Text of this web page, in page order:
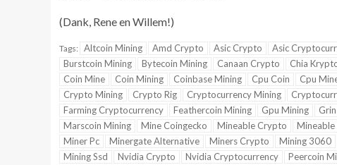
(Dank, Rene en Willem!)
Tags: Altcoin Mining Amd Crypto Asic Crypto Asic
Burstcoin Mining
Bytecoin Mining Canaan Crypto Chia
Coin Mine
Coin Mining Coinbase Mining Cpu Coin Cpu
Crypto Mining
Crypto Rig Cryptocurrency Mining
Farming Cryptocurrency
Feathercoin Mining Gpu Mining
Marscoin Mining
Mine Coingecko Mineable Crypto
Miner Pc
Minergate Alternative Miners Crypto Mining 3060
Mining Ssd
Nvidia Crypto Nvidia Cryptocurrency Peercoin